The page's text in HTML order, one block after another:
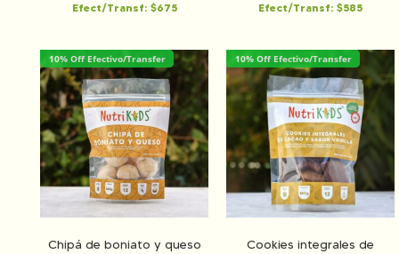
Efect/Transf: $675 Efect/Transf: $585
10% Off Efectivo/Transfer
Chipá de boniato y queso
10% Off Efectivo/Transfer
Cookies integrales de